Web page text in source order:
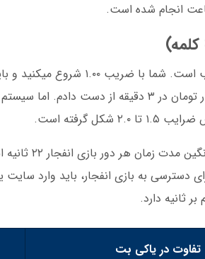
بازی انفجار در یاکی بت شبیه یک سفر پر
در اولین باری که بازی انفجار را امتحان کردم، ۵۰۰ هزار
گرفته است.
آمار داخلی یاکی
به بازی انفجار، باید وارد سایت
تفاوت در یاکی بت